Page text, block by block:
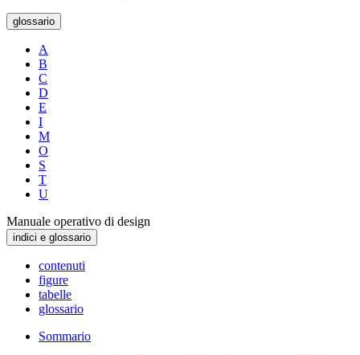
glossario
A
B
C
D
E
I
M
O
S
T
U
Manuale operativo di design
indici e glossario
contenuti
figure
tabelle
glossario
Sommario